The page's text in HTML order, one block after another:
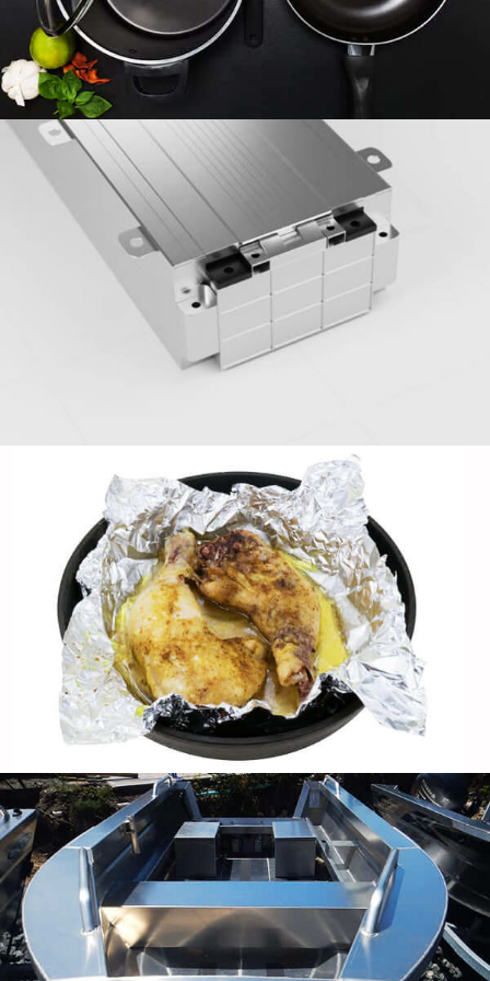
involucri di cellule prismatiche.
Foglio domestico in alluminio 8011 -
Affidabile, Cibo-cibo & Versatile
Scopri i benefici della pellicola domestica in alluminio
8011 Per l'uso di cucina quotidiano. Sicuro per il
contatto alimentare, resistente al calore, e riciclabile:
ideale per cuocere, avvolgimento, e spazio di
archiviazione.
Fogli di alluminio per il decking in barca
Evita la putrefazione, Forza manutenzione, e superfici
scivolose: optare per fogli di alluminio per il decking in
barca e godere di decenni di prestazioni affidabili con
manutenzione minima.
Cerchio in alluminio per copertura della
lampada
Esplora i vantaggi del cerchio di alluminio per la
produzione di coperture della lampada inclusa una